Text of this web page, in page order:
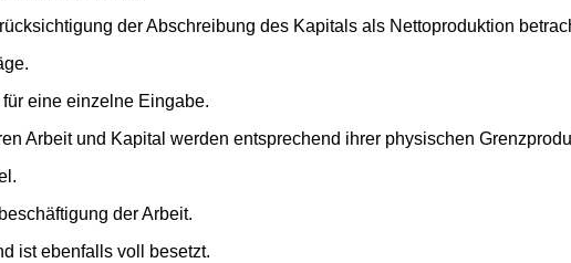
der Abschreibung des Kapitals als Nettoproduktion
eine einzelne Eingabe.
Arbeit und Kapital werden entsprechend ihrer physischen
der Arbeit.
ist ebenfalls voll besetzt.